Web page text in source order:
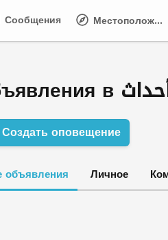
Местоположение
Сообщения
Сохранено
Создать оповещение
объявления Личное